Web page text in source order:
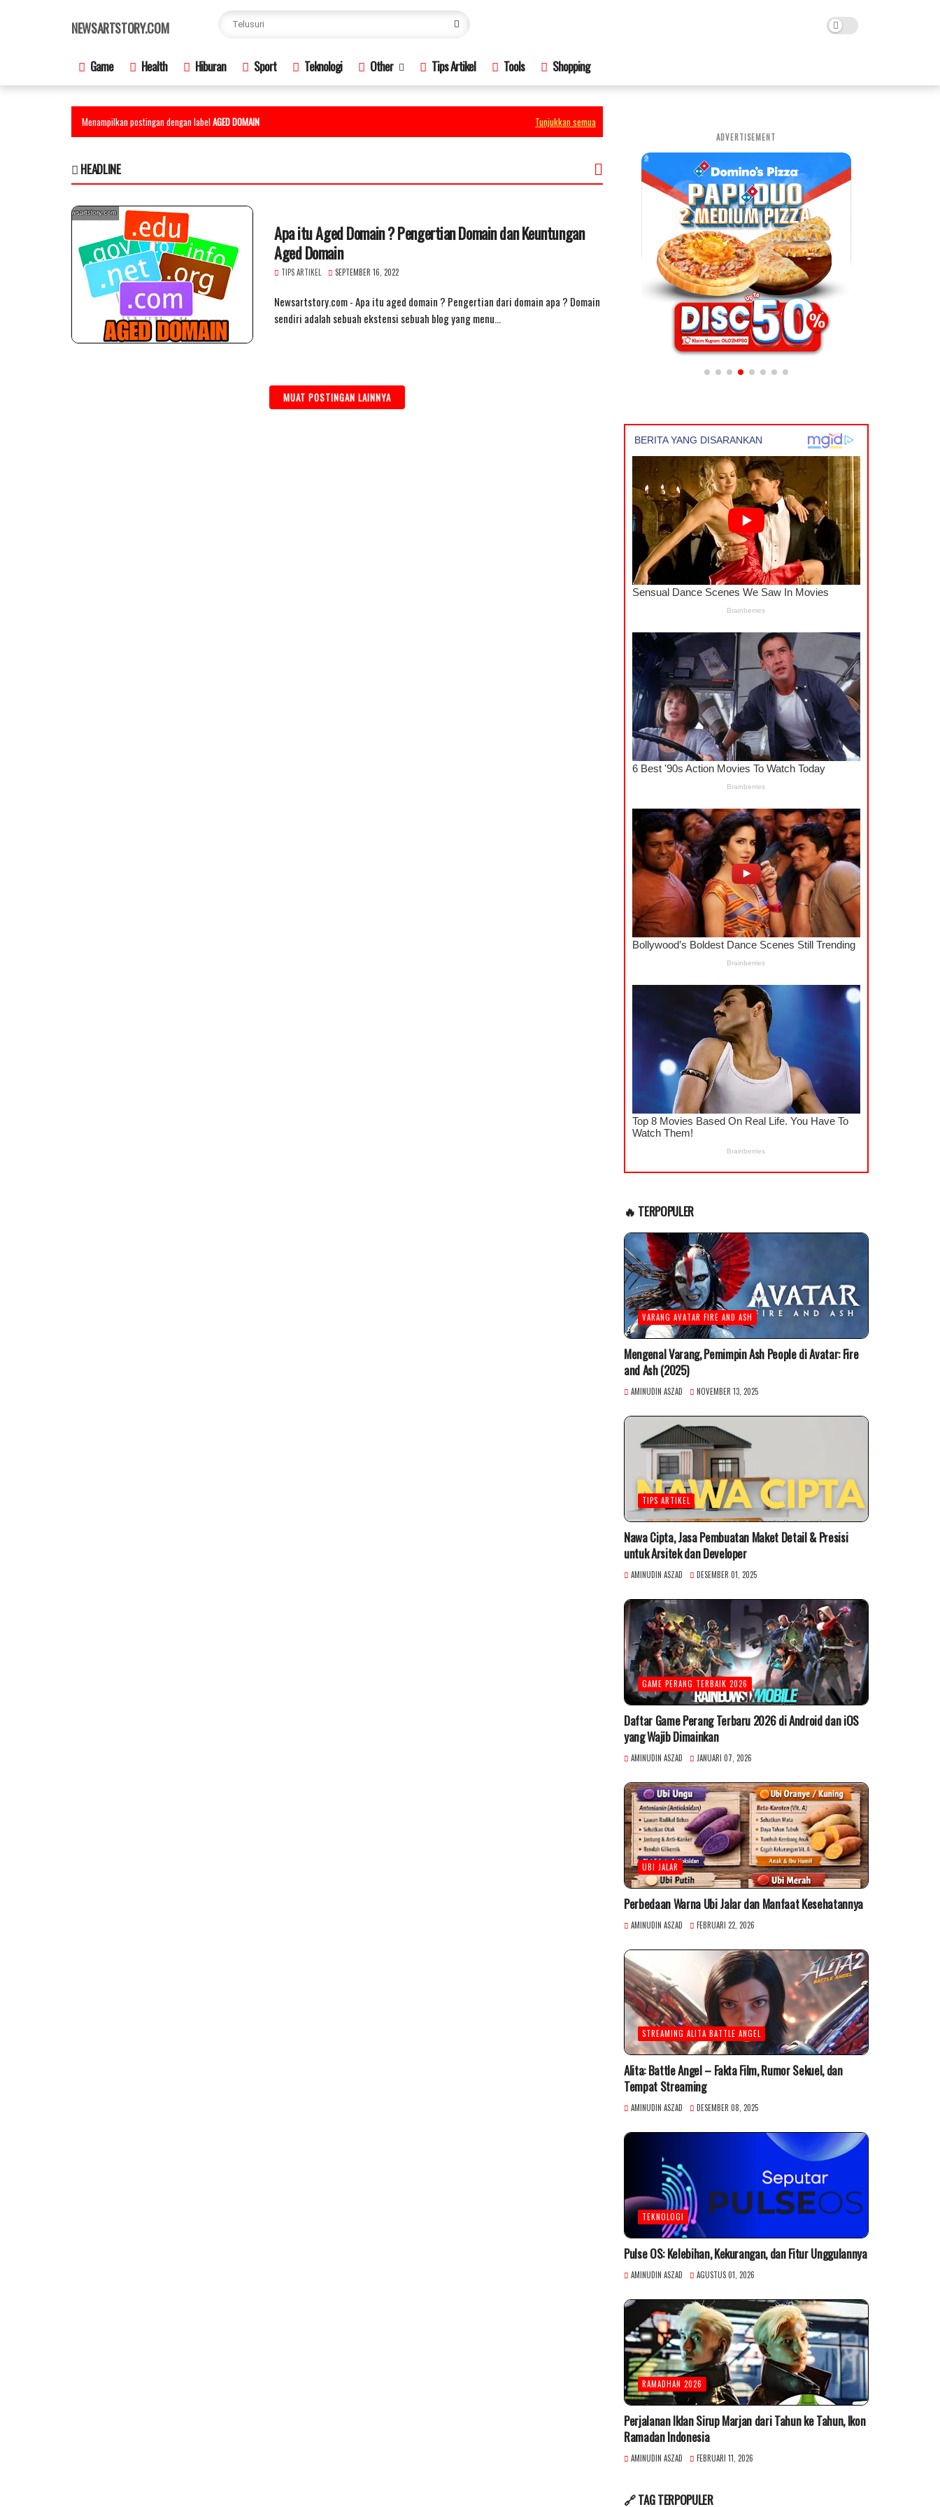
NEWSARTSTORY.COM
Game Health Hiburan Sport Teknologi Other Tips Artikel Tools Shopping
Menampilkan postingan dengan labelAGED DOMAIN Tunjukkan semua
HEADLINE
Apa itu Aged Domain ? Pengertian Domain dan Keuntungan
Aged Domain
TIPS ARTIKEL SEPTEMBER 16, 2022
Newsartstory.com - Apa itu aged domain ? Pengertian dari domain apa ? Domain
sendiri adalah sebuah ekstensi sebuah blog yang menu…
MUAT POSTINGAN LAINNYA
ADVERTISEMENT
🔥 TERPOPULER
VARANG AVATAR FIRE AND ASH
Mengenal Varang, Pemimpin Ash People di Avatar: Fire
and Ash (2025)
AMINUDIN ASZAD NOVEMBER 13, 2025
TIPS ARTIKEL
Nawa Cipta, Jasa Pembuatan Maket Detail & Presisi
untuk Arsitek dan Developer
AMINUDIN ASZAD DESEMBER 01, 2025
GAME PERANG TERBAIK 2026
Daftar Game Perang Terbaru 2026 di Android dan iOS
yang Wajib Dimainkan
AMINUDIN ASZAD JANUARI 07, 2026
UBI JALAR
Perbedaan Warna Ubi Jalar dan Manfaat Kesehatannya
AMINUDIN ASZAD FEBRUARI 22, 2026
STREAMING ALITA BATTLE ANGEL
Alita: Battle Angel – Fakta Film, Rumor Sekuel, dan
Tempat Streaming
AMINUDIN ASZAD DESEMBER 08, 2025
TEKNOLOGI
Pulse OS: Kelebihan, Kekurangan, dan Fitur Unggulannya
AMINUDIN ASZAD AGUSTUS 01, 2026
RAMADHAN 2026
Perjalanan Iklan Sirup Marjan dari Tahun ke Tahun, Ikon
Ramadan Indonesia
AMINUDIN ASZAD FEBRUARI 11, 2026
🔗 TAG TERPOPULER